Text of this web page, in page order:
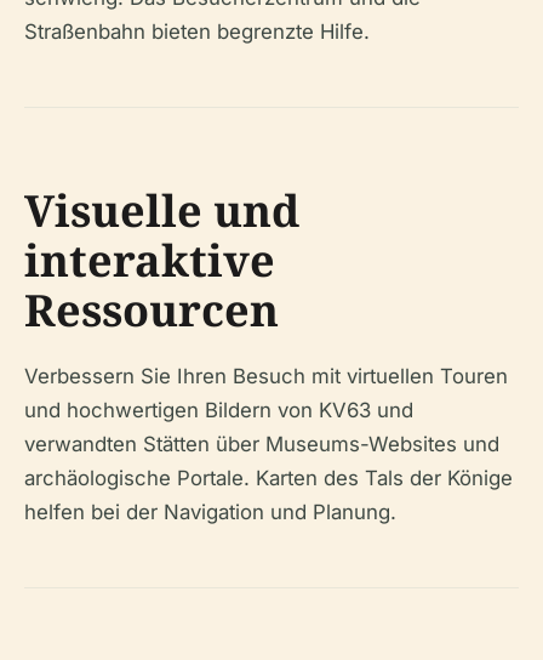
Straßenbahn bieten begrenzte Hilfe.
Visuelle und
interaktive
Ressourcen
Verbessern Sie Ihren Besuch mit virtuellen Touren
und hochwertigen Bildern von KV63 und
verwandten Stätten über Museums-Websites und
archäologische Portale. Karten des Tals der Könige
helfen bei der Navigation und Planung.